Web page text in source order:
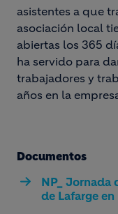
asistentes a que
asociación local
abiertas los 365
ha servido para
trabajadores y
años en la
Documentos
NP_ Jornada
de Lafarge